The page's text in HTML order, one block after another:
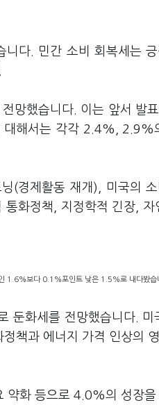
다. 민간 소비 회복세는
망했습니다. 이는 앞서 발
해서는 각각 2.4%, 2.9%
(경제활동 재개), 미국의
화정책, 지정학적 긴장,
1.6%보다 0.1%포인트 낮은 1.5%로 내다봤습
둔화세를 전망했습니다. 미
책과 에너지 가격 인상의
약화 등으로 4.0%의 성장